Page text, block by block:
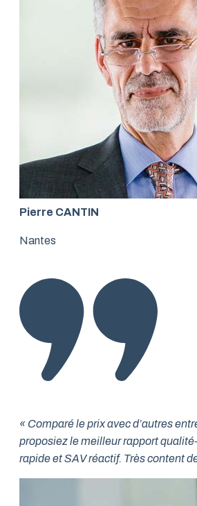
Pierre CANTIN
Nantes
« Comparé le prix avec d’autres
proposiez le meilleur rapport
rapide et SAV réactif. Très content